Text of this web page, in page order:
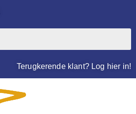
Terugkerende klant? Log hier in!